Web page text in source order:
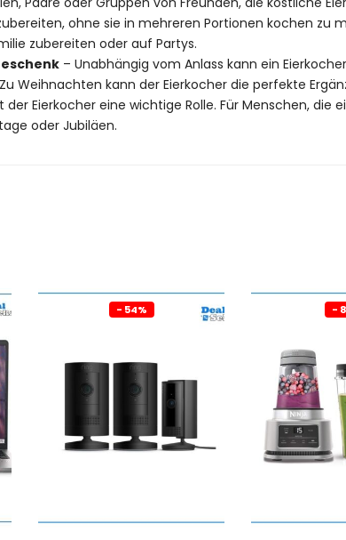
ohne sie in mehreren Portionen kochen zu
zubereiten oder auf Partys.
– Unabhängig vom Anlass kann ein
Weihnachten kann der Eierkocher die perfekte
Eierkocher eine wichtige Rolle. Für Menschen,
oder Jubiläen.
- 54% -